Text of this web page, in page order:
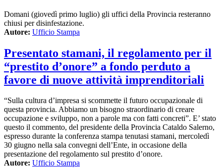
Domani (giovedì primo luglio) gli uffici della Provincia resteranno
chiusi per disinfestazione.
Autore: Ufficio Stampa
Presentato stamani, il regolamento per il
“prestito d’onore” a fondo perduto a
favore di nuove attività imprenditoriali
“Sulla cultura d’impresa si scommette il futuro occupazionale di
questa provincia. Abbiamo un bisogno straordinario di creare
occupazione e sviluppo, non a parole ma con fatti concreti”. E’ stato
questo il commento, del presidente della Provincia Cataldo Salerno,
espresso durante la conferenza stampa tenutasi stamani, mercoledì
30 giugno nella sala convegni dell’Ente, in occasione della
presentazione del regolamento sul prestito d’onore.
Autore: Ufficio Stampa